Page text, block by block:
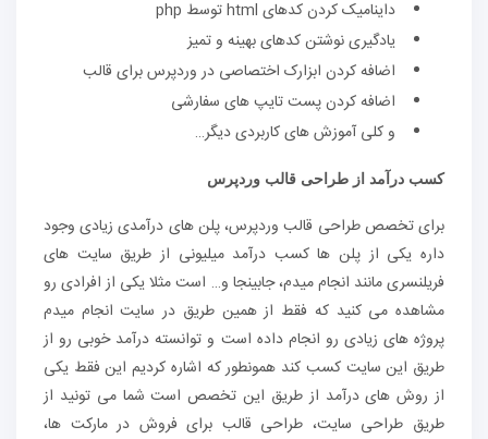
داینامیک کردن کدهای html توسط php
یادگیری نوشتن کدهای بهینه و تمیز
اضافه کردن ابزارک اختصاصی در وردپرس برای قالب
اضافه کردن پست تایپ های سفارشی
و کلی آموزش های کاربردی دیگر…
کسب درآمد از طراحی قالب وردپرس
برای تخصص طراحی قالب وردپرس، پلن های درآمدی زیادی وجود
داره یکی از پلن ها کسب درآمد میلیونی از طریق سایت های
فریلنسری مانند انجام میدم، جابینجا و… است مثلا یکی از افرادی رو
مشاهده می کنید که فقط از همین طریق در سایت انجام میدم
پروژه های زیادی رو انجام داده است و توانسته درآمد خوبی رو از
طریق این سایت کسب کند همونطور که اشاره کردیم این فقط یکی
از روش های درآمد از طریق این تخصص است شما می تونید از
طریق طراحی سایت، طراحی قالب برای فروش در مارکت ها،